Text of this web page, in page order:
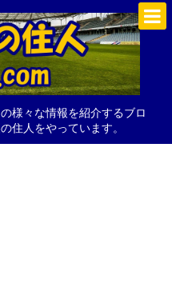
様々な情報を紹介するブロ
住人をやっています。